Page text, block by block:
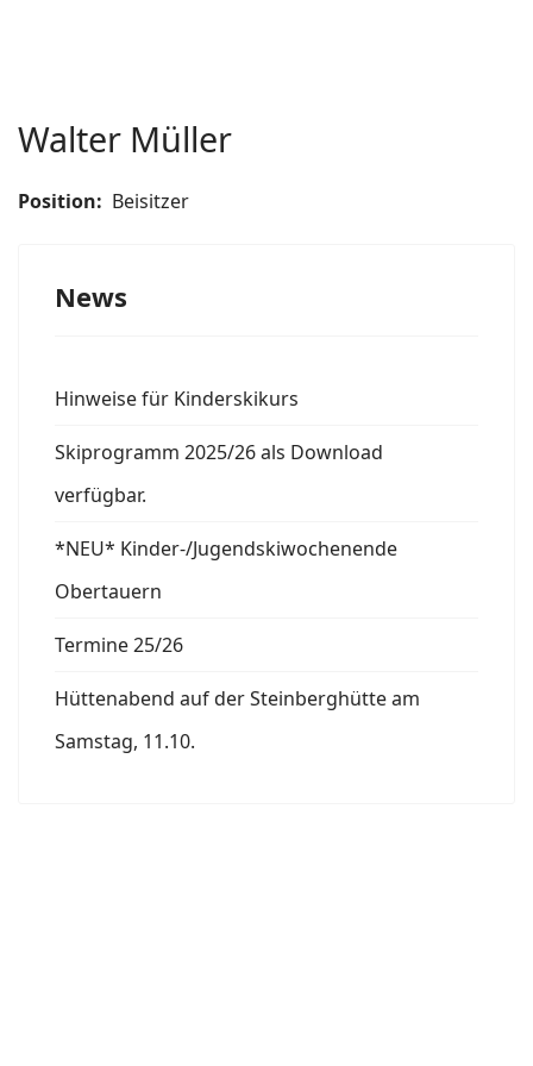
Walter Müller
Position: Beisitzer
News
Hinweise für Kinderskikurs
Skiprogramm 2025/26 als Download
verfügbar.
*NEU* Kinder-/Jugendskiwochenende
Obertauern
Termine 25/26
Hüttenabend auf der Steinberghütte am
Samstag, 11.10.